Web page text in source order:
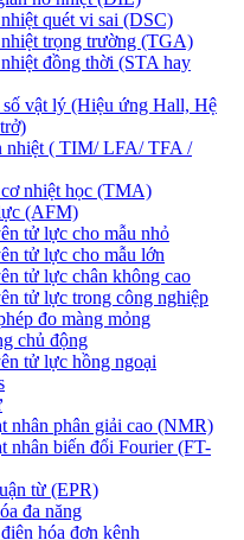
quét vi sai (DSC)
trọng trường (TGA)
đồng thời (STA hay
số vật lý (Hiệu ứng Hall, Hệ
nhiệt ( TIM/ LFA/ TFA /
nhiệt học (TMA)
(AFM)
tử lực cho mẫu nhỏ
tử lực cho mẫu lớn
tử lực chân không cao
tử lực trong công nghiệp
đo màng mỏng
chủ động
tử lực hồng ngoại
nhân phân giải cao (NMR)
nhân biến đổi Fourier (FT-
từ (EPR)
đa năng
hóa đơn kênh